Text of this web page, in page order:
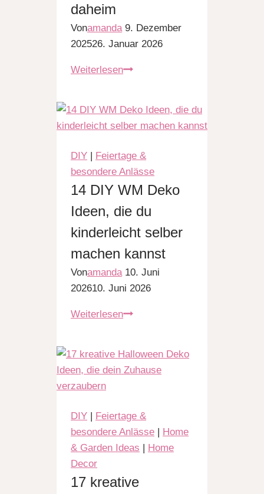
daheim
Vonamanda 9. Dezember
202526. Januar 2026
WeiterlesenMütze
Projekte
für
Abende
DIY | Feiertage &
besondere Anlässe
14 DIY WM Deko
Ideen, die du
kinderleicht selber
machen kannst
Vonamanda 10. Juni
202610. Juni 2026
Weiterlesen14
Deko
Ideen,
kinderleicht
machen
DIY | Feiertage &
besondere Anlässe | Home
& Garden Ideas | Home
Decor
17 kreative